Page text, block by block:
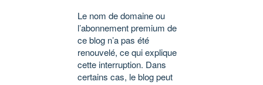
Le nom de domaine ou
l’abonnement premium de
ce blog n’a pas été
renouvelé, ce qui explique
cette interruption. Dans
certains cas, le blog peut